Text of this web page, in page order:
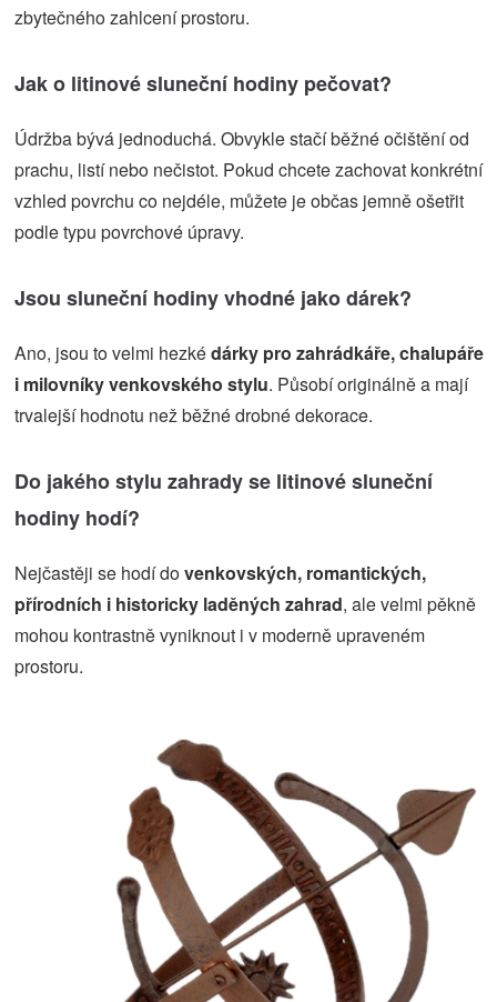
zbytečného zahlcení prostoru.
Jak o litinové sluneční hodiny pečovat?
Údržba bývá jednoduchá. Obvykle stačí běžné očištění od
prachu, listí nebo nečistot. Pokud chcete zachovat konkrétní
vzhled povrchu co nejdéle, můžete je občas jemně ošetřit
podle typu povrchové úpravy.
Jsou sluneční hodiny vhodné jako dárek?
Ano, jsou to velmi hezkédárky pro zahrádkáře, chalupáře
i milovníky venkovského stylu. Působí originálně a mají
trvalejší hodnotu než běžné drobné dekorace.
Do jakého stylu zahrady se litinové sluneční
hodiny hodí?
Nejčastěji se hodí dovenkovských, romantických,
přírodních i historicky laděných zahrad, ale velmi pěkně
mohou kontrastně vyniknout i v moderně upraveném
prostoru.